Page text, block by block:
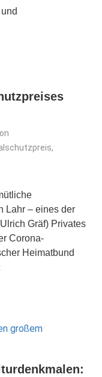
,
Lahr – eines der
Gräf) Privates
Corona-
Heimat­bund